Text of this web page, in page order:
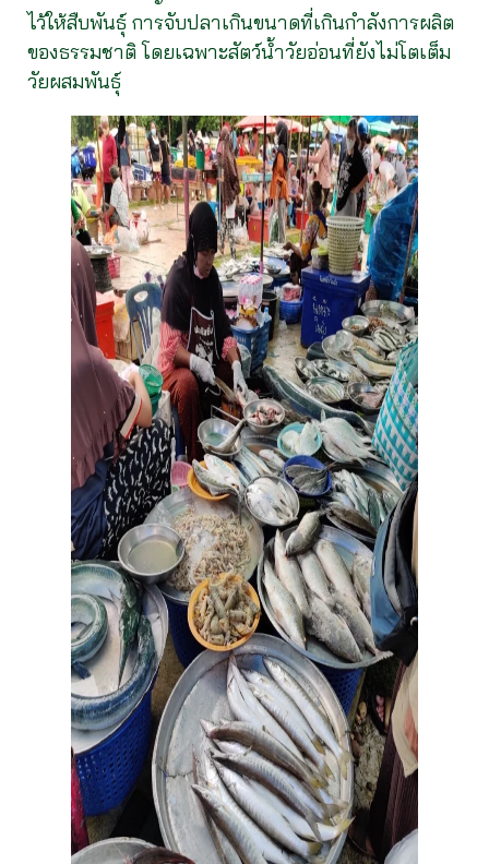
ไว้ให้สืบพันธุ์ การจับปลาเกินขนาดที่เกินกำลังการผลิต
ของธรรมชาติ โดยเฉพาะสัตว์น้ำวัยอ่อนที่ยังไม่โตเต็ม
วัยผสมพันธุ์